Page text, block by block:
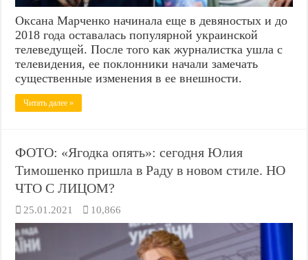
Оксана Марченко начинала еще в девяностых и до
2018 года оставалась популярной украинской
телеведущей. После того как журналистка ушла с
телевидения, ее поклонники начали замечать
существенные изменения в ее внешности.
Читать далее »
ФОТО: «Ягодка опять»: сегодня Юлия
Тимошенко пришла в Раду в новом стиле. НО
ЧТО С ЛИЦОМ?
25.01.2021 10,866